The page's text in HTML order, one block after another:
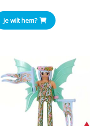
Je wilt hem?